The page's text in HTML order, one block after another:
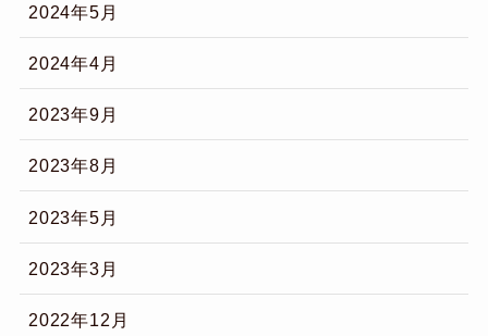
2024年5月
2024年4月
2023年9月
2023年8月
2023年5月
2023年3月
2022年12月